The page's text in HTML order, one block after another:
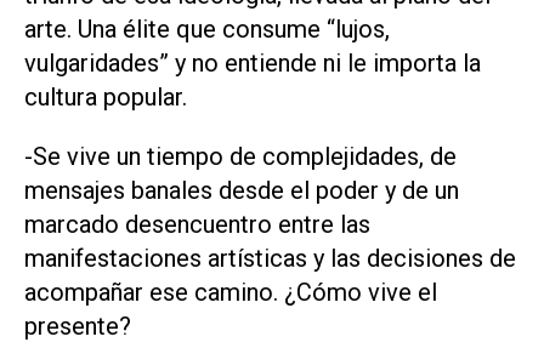
arte. Una élite que consume “lujos,
vulgaridades” y no entiende ni le importa la
cultura popular.
-Se vive un tiempo de complejidades, de
mensajes banales desde el poder y de un
marcado desencuentro entre las
manifestaciones artísticas y las decisiones de
acompañar ese camino. ¿Cómo vive el
presente?